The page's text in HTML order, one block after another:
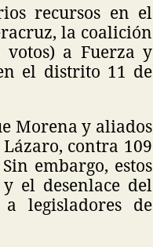
recursos en el
la coalición
votos) a Fuerza y
el distrito 11 de
Morena y aliados
contra 109
embargo, estos
el desenlace del
legisladores de